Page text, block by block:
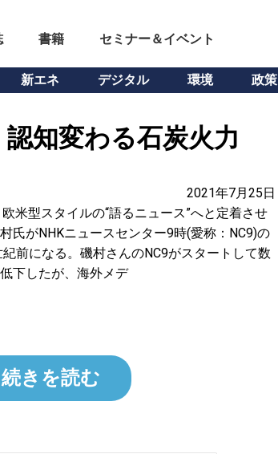
書籍 セミナー＆イベント
新エネ デジタル 環境 政策
認知変わる石炭火力
2021年7月25日
米型スタイルの“語るニュース”へと定着させ
氏がNHKニュースセンター9時(愛称：NC9)の
前になる。磯村さんのNC9がスタートして数
下したが、海外メデ
きを読む